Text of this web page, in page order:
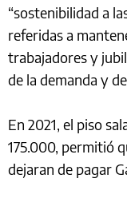
“sostenibilidad a
referidas a
trabajadores y
de la demanda y
En 2021, el piso
175.000, permitió
dejaran de pagar